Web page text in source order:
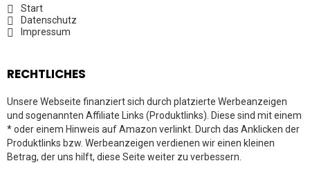
Start
Datenschutz
Impressum
RECHTLICHES
Unsere Webseite finanziert sich durch platzierte Werbeanzeigen
und sogenannten Affiliate Links (Produktlinks). Diese sind mit einem
* oder einem Hinweis auf Amazon verlinkt. Durch das Anklicken der
Produktlinks bzw. Werbeanzeigen verdienen wir einen kleinen
Betrag, der uns hilft, diese Seite weiter zu verbessern.